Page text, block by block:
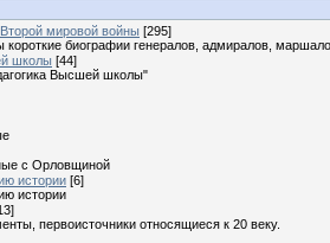
мировой войны [295]
биографии генералов, адмиралов,
школы [44]
Высшей школы"
с Орловщиной
истории [6]
истории
первоисточники относящиеся к 20 веку.